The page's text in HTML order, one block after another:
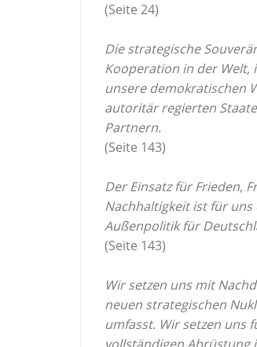
(Seite 24)
Die strategische
Kooperation in der Welt,
unsere demokratischen
autoritär regierten
Partnern.
(Seite 143)
Der Einsatz für Frieden,
Nachhaltigkeit ist für
Außenpolitik für
(Seite 143)
Wir setzen uns mit
neuen strategischen
umfasst. Wir setzen uns